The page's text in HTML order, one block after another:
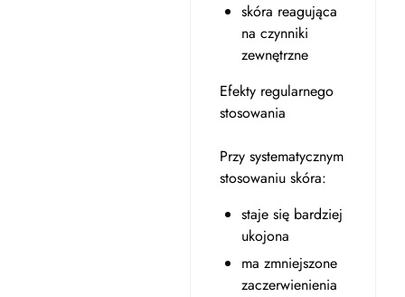
skóra reagująca
na czynniki
zewnętrzne
Efekty regularnego
stosowania
Przy systematycznym
stosowaniu skóra:
staje się bardziej
ukojona
ma zmniejszone
zaczerwienienia